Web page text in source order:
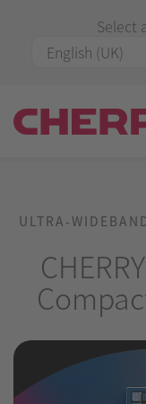
Select
ULTRA-